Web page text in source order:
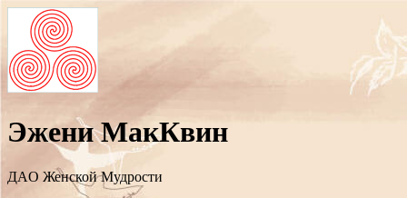
Эжени МакКвин
ДAO Женской Мудрости